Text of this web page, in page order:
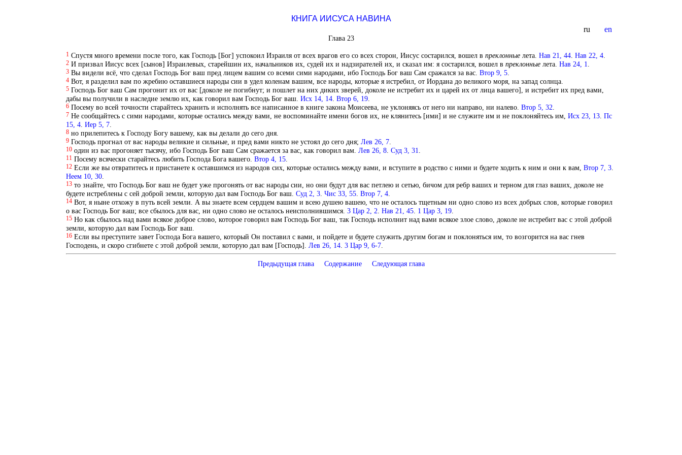
КНИГА ИИСУСА НАВИНА
ru en
Глава 23
1 Спустя много времени после того, как Господь [Бог] успокоил Израиля от всех врагов его со всех сторон, Иисус состарился, вошел в преклонныелета. Нав 21, 44. Нав 22, 4.
2 И призвал Иисус всех [сынов] Израилевых, старейшин их, начальников их, судей их и надзирателей их, и сказал им: я состарился, вошел в преклонныелета. Нав 24, 1
3 Вы видели всё, что сделал Господь Бог ваш пред лицем вашим со всеми сими народами, ибо Господь Бог ваш Сам сражался за вас. Втор 9, 5.
4 Вот, я разделил вам по жребию оставшиеся народы сии в удел коленам вашим, все народы, которые я истребил, от Иордана до великого моря, на запад солнца.
5 Господь Бог ваш Сам прогонит их от вас [доколе не погибнут; и пошлет на них диких зверей, доколе не истребит их и царей их от лица вашего], и истребит их пред вами,
дабы вы получили в наследие землю их, как говорил вам Господь Бог ваш. Исх 14, 14. Втор 6, 19.
6 Посему во всей точности старайтесь хранить и исполнять все написанное в книге закона Моисеева, не уклоняясь от него ни направо, ни налево. Втор 5, 32
7 Не сообщайтесь с сими народами, которые остались между вами, не воспоминайте имени богов их, не клянитесь [ими] и не служите им и не поклоняйтесь им, Исх 23, 13. Пс
15, 4. Иер 5, 7.
8 но прилепитесь к Господу Богу вашему, как вы делали до сего дня.
9 Господь прогнал от вас народы великие и сильные, и пред вами никто не устоял до сего дня; Лев 26, 7.
10 один из вас прогоняет тысячу, ибо Господь Бог ваш Сам сражается за вас, как говорил вам. Лев 26, 8. Суд 3, 31
11 Посему всячески старайтесь любить Господа Бога вашего. Втор 4, 15.
12 Если же вы отвратитесь и пристанете к оставшимся из народов сих, которые остались между вами, и вступите в родство с ними и будете ходить к ним и они к вам, Втор 7, 3.
Неем 10, 30.
13 то знайте, что Господь Бог ваш не будет уже прогонять от вас народы сии, но они будут для вас петлею и сетью, бичом для ребр ваших и терном для глаз ваших, доколе не
будете истреблены с сей доброй земли, которую дал вам Господь Бог ваш. Суд 2, 3. Чис 33, 55. Втор 7, 4.
14 Вот, я ныне отхожу в путь всей земли. А вы знаете всем сердцем вашим и всею душею вашею, что не осталось тщетным ни одно слово из всех добрых слов, которые говорил
о вас Господь Бог ваш; все сбылось для вас, ни одно слово не осталось неисполнившимся. 3 Цар 2, 2 Нав 21, 45. 1 Цар 3, 19.
15 Но как сбылось над вами всякое доброе слово, которое говорил вам Господь Бог ваш, так Господь исполнит над вами всякое злое слово, доколе не истребит вас с этой доброй
земли, которую дал вам Господь Бог ваш.
16 Если вы преступите завет Господа Бога вашего, который Он поставил с вами, и пойдете и будете служить другим богам и поклоняться им, то возгорится на вас гнев
Господень, и скоро сгибнете с этой доброй земли, которую дал вам [Господь]. Лев 26, 14. 3 Цар 9, 6-7.
Предыдущая глава Содержание Следующая глава